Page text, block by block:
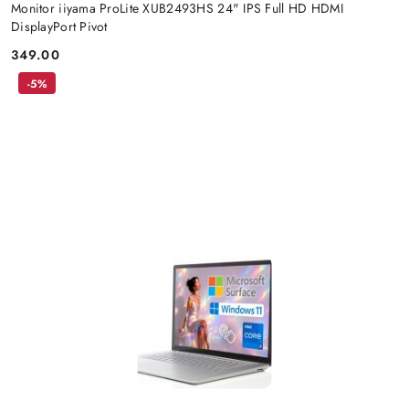
Monitor iiyama ProLite XUB2493HS 24" IPS Full HD HDMI
DisplayPort Pivot
Cena:
349.00
-5%